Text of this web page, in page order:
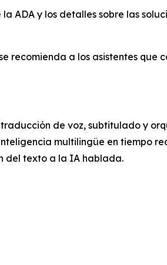
ADA y los detalles sobre las
a los asistentes que
de voz, subtitulado y
multilingüe en tiempo
del texto a la IA hablada.